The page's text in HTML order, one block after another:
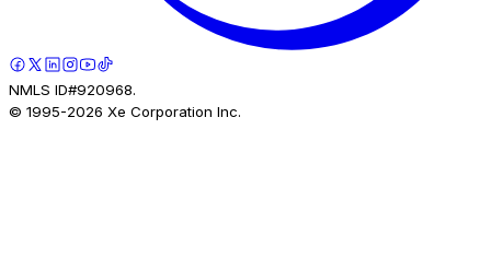
NMLS ID#920968.
© 1995-2026 Xe Corporation Inc.